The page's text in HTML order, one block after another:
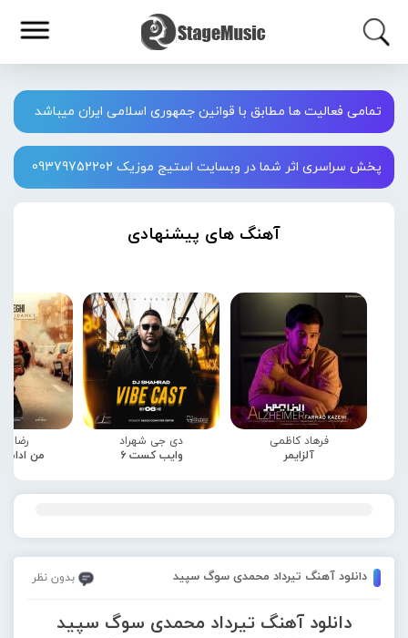
تمامی فعالیت ها مطابق با قوانین جمهوری اسلامی ایران میباشد
پخش سراسری اثر شما در وبسایت استیج موزیک 09379752202
آهنگ های پیشنهادی
فرهاد کاظمی
آلزایمر
دی جی شهراد
وایب کست 6
رضا
من
دانلود آهنگ تیرداد محمدی سوگ سپید بدون نظر
دانلود آهنگ تیرداد محمدی سوگ سپید